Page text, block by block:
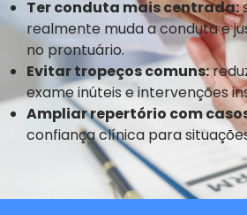
Ter conduta mais centrada:
realmente muda a conduta e
no prontuário.
Evitar tropeços comuns:
exame inúteis e intervenções
Ampliar repertório com
confiança clínica para